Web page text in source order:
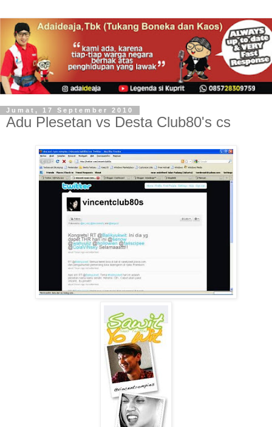
Jumat, 17 September 2010
Adu Plesetan vs Desta Club80's cs